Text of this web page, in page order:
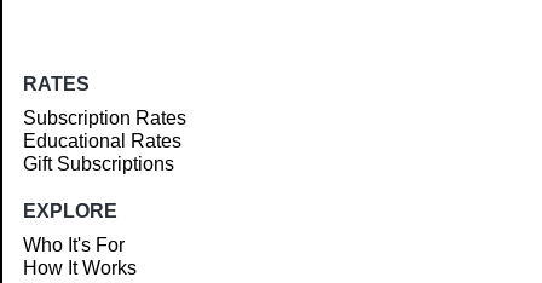
RATES
Subscription Rates
Educational Rates
Gift Subscriptions
EXPLORE
Who It's For
How It Works